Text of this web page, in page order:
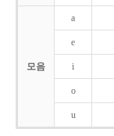
모음
a
e
i
o
u